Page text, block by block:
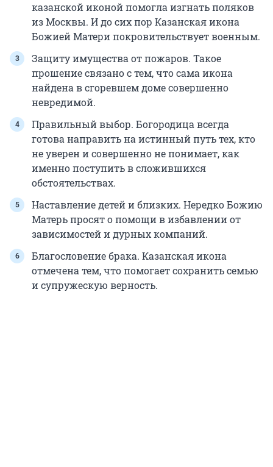
казанской иконой помогла изгнать поляков
из Москвы. И до сих пор Казанская икона
Божией Матери покровительствует военным.
Защиту имущества от пожаров. Такое
прошение связано с тем, что сама икона
найдена в сгоревшем доме совершенно
невредимой.
Правильный выбор. Богородица всегда
готова направить на истинный путь тех, кто
не уверен и совершенно не понимает, как
именно поступить в сложившихся
обстоятельствах.
Наставление детей и близких. Нередко Божию
Матерь просят о помощи в избавлении от
зависимостей и дурных компаний.
Благословение брака. Казанская икона
отмечена тем, что помогает сохранить семью
и супружескую верность.